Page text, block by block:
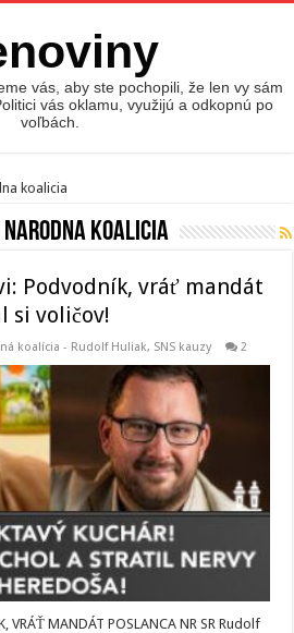
vás, aby ste pochopili, že len vy sám
vás oklamu, využijú a odkopnú po
voľbách.
koalicia
koalicia
Podvodník, vráť mandát
si voličov!
koalícia - Rudolf Huliak, SNS kauzy 2
VRÁŤ MANDÁT POSLANCA NR SR Rudolf